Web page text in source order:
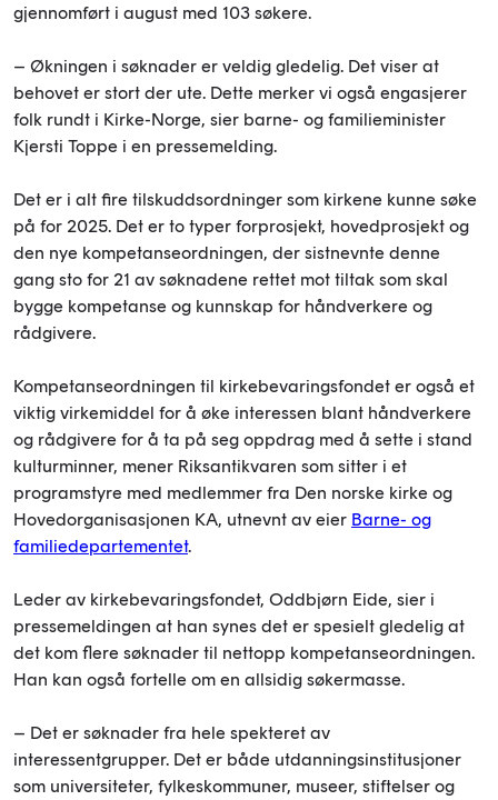
gjennomført i august med 103 søkere.
– Økningen i søknader er veldig gledelig. Det viser at
behovet er stort der ute. Dette merker vi også engasjerer
folk rundt i Kirke-Norge, sier barne- og familieminister
Kjersti Toppe i en pressemelding.
Det er i alt fire tilskuddsordninger som kirkene kunne søke
på for 2025. Det er to typer forprosjekt, hovedprosjekt og
den nye kompetanseordningen, der sistnevnte denne
gang sto for 21 av søknadene rettet mot tiltak som skal
bygge kompetanse og kunnskap for håndverkere og
rådgivere.
Kompetanseordningen til kirkebevaringsfondet er også et
viktig virkemiddel for å øke interessen blant håndverkere
og rådgivere for å ta på seg oppdrag med å sette i stand
kulturminner, mener Riksantikvaren som sitter i et
programstyre med medlemmer fra Den norske kirke og
Hovedorganisasjonen KA, utnevnt av eier Barne- og
familiedepartementet.
Leder av kirkebevaringsfondet, Oddbjørn Eide, sier i
pressemeldingen at han synes det er spesielt gledelig at
det kom flere søknader til nettopp kompetanseordningen.
Han kan også fortelle om en allsidig søkermasse.
– Det er søknader fra hele spekteret av
interessentgrupper. Det er både utdanningsinstitusjoner
som universiteter, fylkeskommuner, museer, stiftelser og